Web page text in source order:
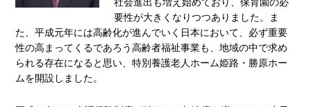
要性が大きくなりつつありました。ま
た、平成元年には高齢化が進んでいく日本において、必ず重要
性の高まってくるであろう高齢者福祉事業も、地域の中で求め
られる存在になると思い、特別養護老人ホーム姫路・勝原ホー
ムを開設しました。